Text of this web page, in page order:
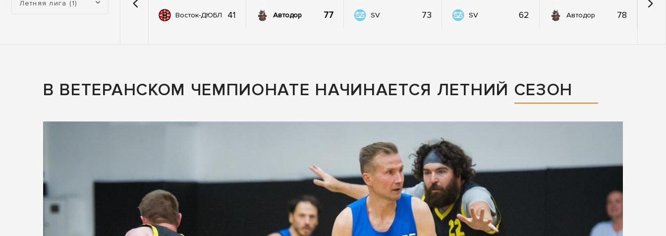
Летняя лига (1)
Восток-ДЮБЛ 41 Автодор 77 SV 73 SV 62 Автодор 78
В ВЕТЕРАНСКОМ ЧЕМПИОНАТЕ НАЧИНАЕТСЯ ЛЕТНИЙ СЕЗОН